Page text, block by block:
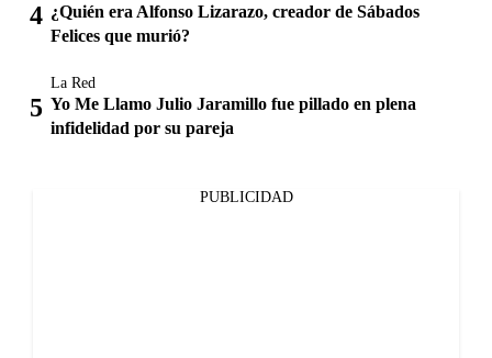
¿Quién era Alfonso Lizarazo, creador de Sábados
Felices que murió?
La Red
Yo Me Llamo Julio Jaramillo fue pillado en plena
infidelidad por su pareja
PUBLICIDAD